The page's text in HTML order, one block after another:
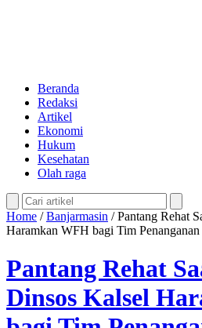
Beranda
Redaksi
Artikel
Ekonomi
Hukum
Kesehatan
Olah raga
Home /Banjarmasin /Pantang Rehat
Haramkan WFH bagi Tim Penanganan
Pantang Rehat
Dinsos Kalsel